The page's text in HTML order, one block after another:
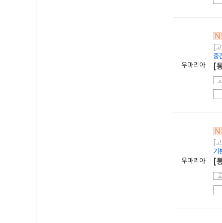
우마리아
N
[
중
[
우마리아
N
[
기
[